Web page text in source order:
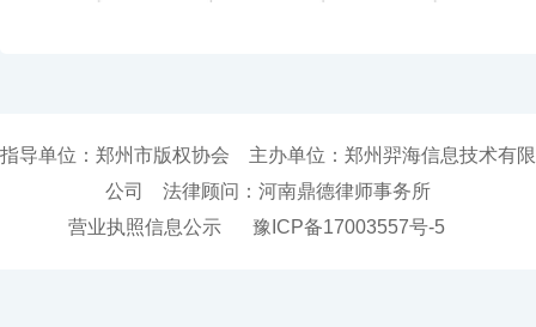
指导单位：郑州市版权协会 主办单位：郑州羿海信息技术有限
公司 法律顾问：河南鼎德律师事务所
营业执照信息公示
豫ICP备17003557号-5